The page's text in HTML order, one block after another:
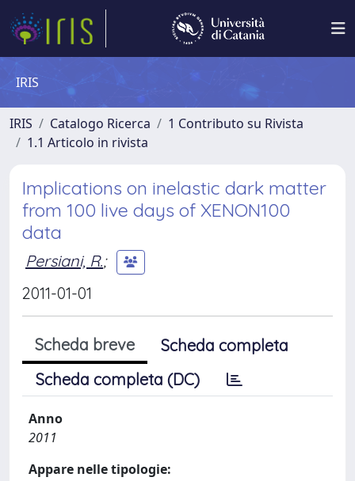
IRIS
IRIS Catalogo Ricerca
1 Contributo su Rivista
1.1 Articolo in rivista
Implications on inelastic dark matter
from 100 live days of XENON100
data
Persiani, R.;
2011-01-01
Scheda breve
Scheda completa
Scheda completa (DC)
Anno
2011
Appare nelle tipologie: